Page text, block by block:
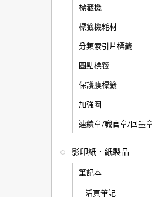
標籤機
標籤機耗材
分類索引片標籤
圓點標籤
保護膜標籤
加強圈
連續章/職官章/回墨章
影印紙．紙製品
筆記本
活頁筆記